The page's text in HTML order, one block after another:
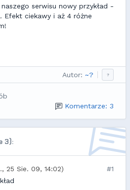
serwisu nowy przykład -
Efekt ciekawy i aż 4 różne
Autor: ~? ?
Komentarze: 3
3):
25 Sie. 09, 14:02)
#1